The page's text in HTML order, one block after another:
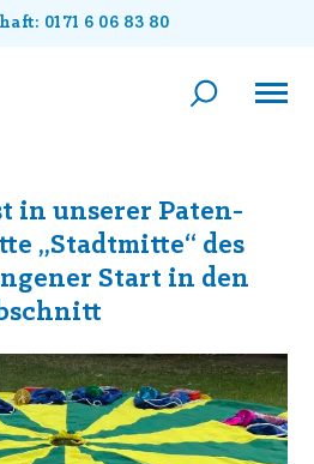
0171 6 06 83 80
in unserer Paten-
„Stadtmitte“ des
Start in den